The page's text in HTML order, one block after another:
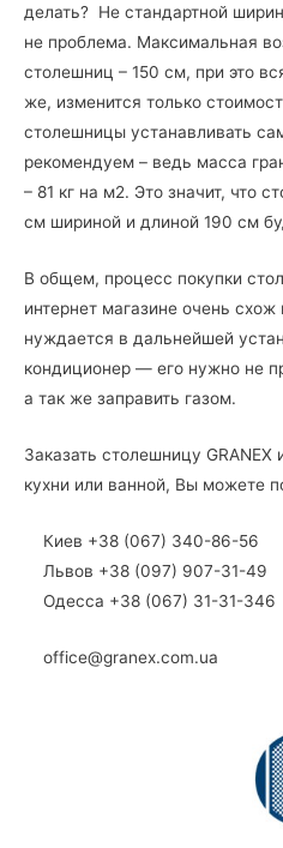
делать? Не стандартной
не проблема. Максимальная
столешниц – 150 см, при это
же, изменится только
столешницы устанавливать
рекомендуем – ведь масса
– 81 кг на м2. Это значит, что
см шириной и длиной 190 см
В общем, процесс покупки
интернет магазине очень схож
нуждается в дальнейшей
кондиционер — его нужно не
а так же заправить газом.
Заказать столешницу GRANEX
кухни или ванной, Вы можете
Киев +38 (067) 340-86-56
Львов +38 (097) 907-31-49
Одесса +38 (067) 31-31-346
office@granex.com.ua